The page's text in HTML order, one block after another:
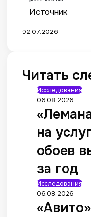
Источник
02.07.2026
Читать
Исследования
06.08.2026
на
обоев
за год
Исследования
06.08.2026